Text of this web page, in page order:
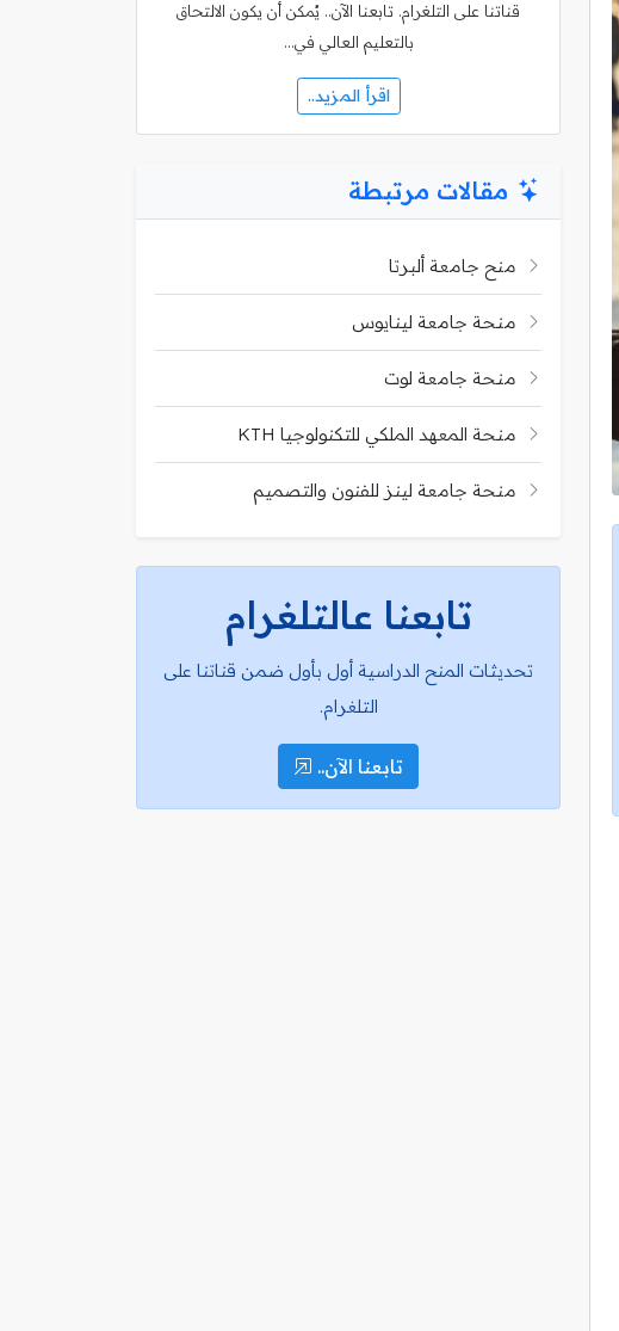
قناتنا على التلغرام. تابعنا الآن.. يُمكن أن يكون الالتحاق
بالتعليم العالي في…
اقرأ المزيد..
مقالات مرتبطة
منح جامعة ألبرتا
منحة جامعة لينايوس
منحة جامعة لوت
منحة المعهد الملكي للتكنولوجيا KTH
منحة جامعة لينز للفنون والتصميم
تابعنا عالتلغرام
تحديثات المنح الدراسية أول بأول ضمن قناتنا على
التلغرام.
تابعنا الآن..